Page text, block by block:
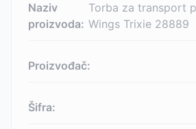
Naziv
proizvoda:
Torba za transport
Wings Trixie 28889
Proizvođač:
Šifra: